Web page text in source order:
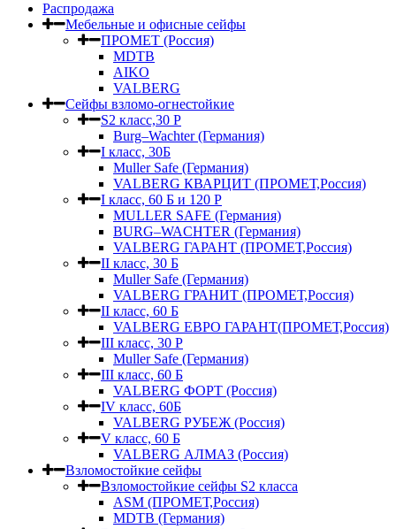
Распродажа
Мебельные и офисные сейфы
ПРОМЕТ (Россия)
MDTB
AIKO
VALBERG
Сейфы взломо-огнестойкие
S2 класс,30 Р
Burg–Wachter (Германия)
I класс, 30Б
Muller Safe (Германия)
VALBERG КВАРЦИТ (ПРОМЕТ,Россия)
I класс, 60 Б и 120 Р
MULLER SAFE (Германия)
BURG–WACHTER (Германия)
VALBERG ГАРАНТ (ПРОМЕТ,Россия)
II класс, 30 Б
Muller Safe (Германия)
VALBERG ГРАНИТ (ПРОМЕТ,Россия)
II класс, 60 Б
VALBERG ЕВРО ГАРАНТ(ПРОМЕТ,Россия)
III класс, 30 Р
Muller Safe (Германия)
III класс, 60 Б
VALBERG ФОРТ (Россия)
IV класс, 60Б
VALBERG РУБЕЖ (Россия)
V класс, 60 Б
VALBERG АЛМАЗ (Россия)
Взломостойкие сейфы
Взломостойкие сейфы S2 класса
ASM (ПРОМЕТ,Россия)
MDTB (Германия)